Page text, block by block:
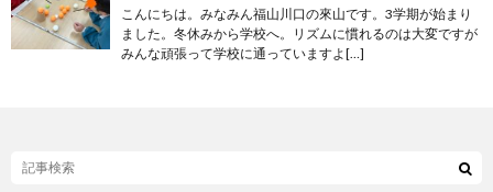
こんにちは。みなみん福山川口の來山です。3学期が始まり
ました。冬休みから学校へ。リズムに慣れるのは大変ですが
みんな頑張って学校に通っていますよ[…]